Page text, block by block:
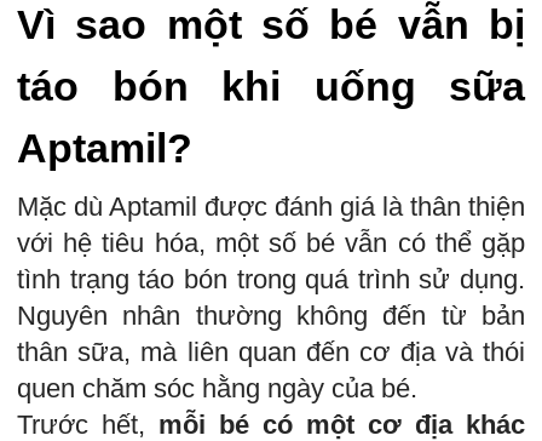
Vì sao một số bé vẫn bị
táo bón khi uống sữa
Aptamil?
Mặc dù Aptamil được đánh giá là thân thiện
với hệ tiêu hóa, một số bé vẫn có thể gặp
tình trạng táo bón trong quá trình sử dụng.
Nguyên nhân thường không đến từ bản
thân sữa, mà liên quan đến cơ địa và thói
quen chăm sóc hằng ngày của bé.
Trước hết, mỗi bé có một cơ địa khác